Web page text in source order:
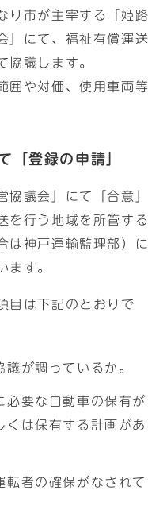
り市が主宰する「姫路
」にて、福祉有償運送
協議します。
囲や対価、使用車両等
「登録の申請」
協議会」にて「合意」
を行う地域を所管する
は神戸運輸監理部）に
ます。
目は下記のとおりで
が調っているか。
必要な自動車の保有が
くは保有する計画があ
転者の確保がなされて